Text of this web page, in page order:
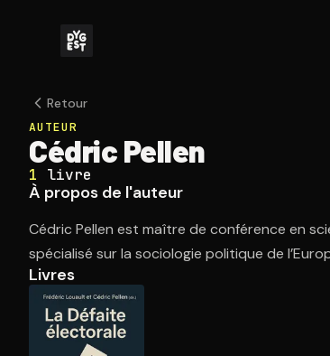
Retour
AUTEUR
Cédric Pellen
1 livre
À propos de l'auteur
Cédric Pellen est maître de conférence en
spécialisé sur la sociologie politique de
Livres